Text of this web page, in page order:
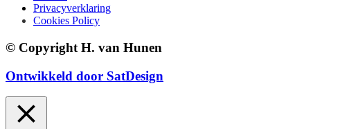
Privacyverklaring
Cookies Policy
© Copyright H. van Hunen
Ontwikkeld door SatDesign